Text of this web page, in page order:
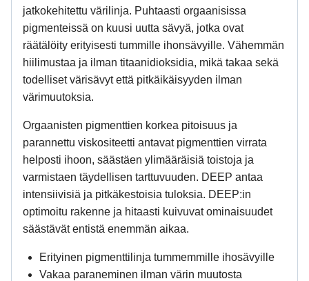
jatkokehitettu värilinja. Puhtaasti orgaanisissa
pigmenteissä on kuusi uutta sävyä, jotka ovat
räätälöity erityisesti tummille ihonsävyille. Vähemmän
hiilimustaa ja ilman titaanidioksidia, mikä takaa sekä
todelliset värisävyt että pitkäikäisyyden ilman
värimuutoksia.
Orgaanisten pigmenttien korkea pitoisuus ja
parannettu viskositeetti antavat pigmenttien virrata
helposti ihoon, säästäen ylimääräisiä toistoja ja
varmistaen täydellisen tarttuvuuden. DEEP antaa
intensiivisiä ja pitkäkestoisia tuloksia. DEEP:in
optimoitu rakenne ja hitaasti kuivuvat ominaisuudet
säästävät entistä enemmän aikaa.
Erityinen pigmenttilinja tummemmille ihosävyille
Vakaa paraneminen ilman värin muutosta